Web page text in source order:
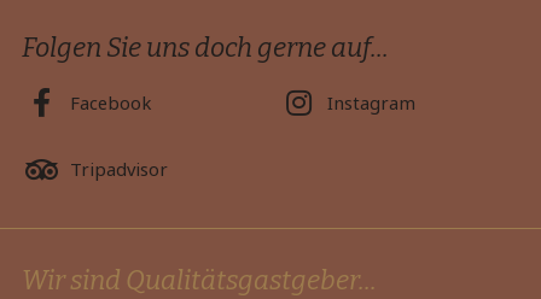
Folgen Sie uns doch gerne auf...
Facebook Instagram
Tripadvisor
Wir sind Qualitätsgastgeber...